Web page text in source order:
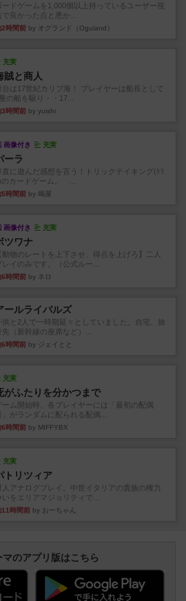
ードゲームを1,000個以上持っているユーザー視
で良かった点と悪か...
2時間前 by オグランド（Oguland）
充実
賊と商人
台は17世紀カリブ海！ プレイヤーは船長として
の船を駆り・・17...
3時間前 by yuishi
画像付き 充実
ーラ
直に遊んだ感想を言う！トリックテイキング(ﾄﾘ
のカードゲーム。 ...
5時間前 by 鳴屋
画像付き 充実
ツワナ
動物のレートを上下させ、得点を上げろ】二人
レイのみです。（公式ルー...
6時間前 by ネロ
ールライバルズ
供と2人で一時期延々としていました。自宅、旅
先（新幹線の座席など）...
6時間前 by ジェイとと
充実
がふたりを分かつまで
ーム開始時、各プレイヤーには「最初の配偶
」がランダムに配られる配偶...
6時間前 by MIFFYBX
充実
トリツィア
人アナログプレイ。中世イタリアの貴族の権力
いをエリアマジョリティで...
11時間前 by おーちゃん
マのアプリ版はこちら